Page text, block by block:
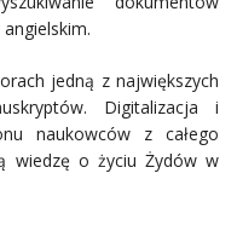
jedną z największych
Digitalizacja i
naukowców z całego
wiedzę o życiu Żydów w